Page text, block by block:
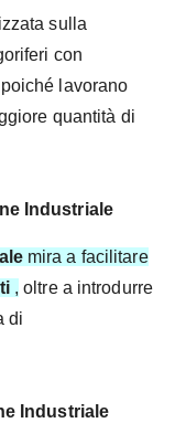
sulla
con
lavorano
quantità di
Industriale
mira a facilitare
, oltre a introdurre
di
Industriale